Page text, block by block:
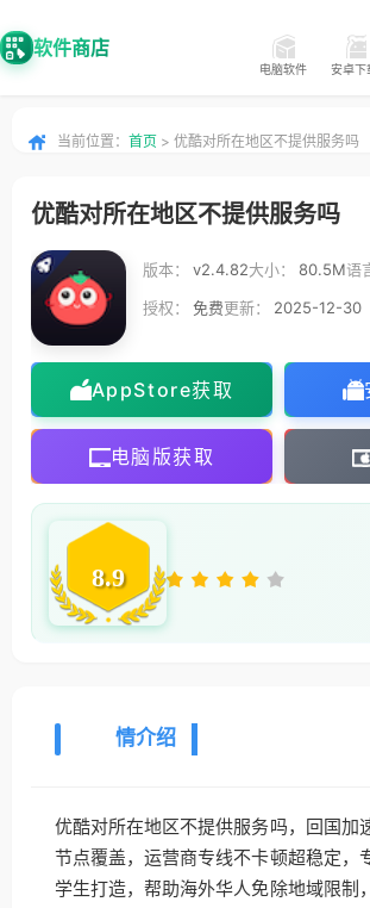
软件商店
电脑软件 安卓下
当前位置： 首页 > 优酷对所在地区不提供服务吗
优酷对所在地区不提供服务吗
版本： v2.4.82大小： 80.5M语
授权：
免费更新： 2025-12-30
AppStore获取
电脑版获取
8.9
情介绍
优酷对所在地区不提供服务吗，回国加
节点覆盖，运营商专线不卡顿超稳定，
学生打造，帮助海外华人免除地域限制